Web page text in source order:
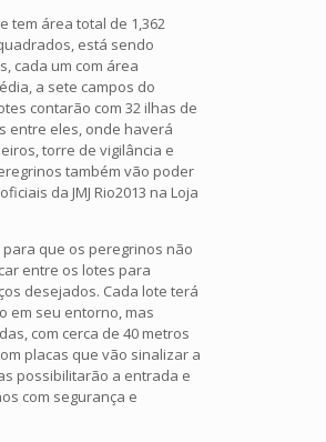
tem área total de 1,362
está sendo
cada um com área
a sete campos do
contarão com 32 ilhas de
entre eles, onde haverá
torre de vigilância e
também vão poder
da JMJ Rio2013 na Loja
que os peregrinos não
entre os lotes para
desejados. Cada lote terá
em seu entorno, mas
com cerca de 40 metros
placas que vão sinalizar a
possibilitarão a entrada e
com segurança e